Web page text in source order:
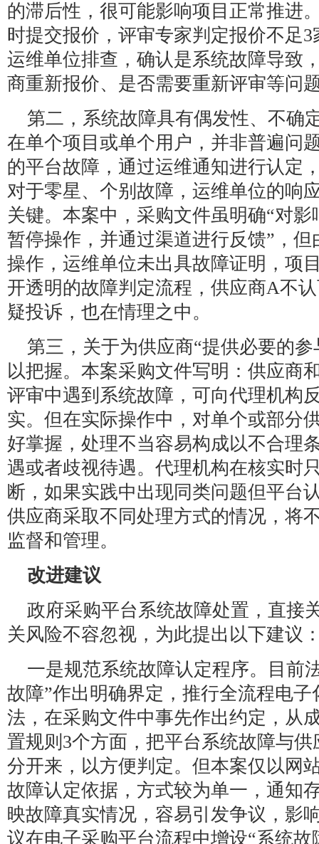
的滞后性，很可能影响项目正常推进
时提交报价，评审专家判定报价不足
运维单位排查，确认是系统故障导致
商重新报价、是否需要重新评审等问
第二，系统故障具有偶发性、不确
在单个项目或单个用户，并非普遍问
的平台故障，通过运维通知进行认定
对于零星、个别故障，运维单位的响
关键。本案中，采购文件虽明确“对
暂停操作，并通过渠道进行反馈”，
操作，运维单位未出具故障证明，项
开透明的故障判定流程，供应商A不
疑投诉，也在情理之中。
第三，关于为供应商“提供必要的
以把握。本案采购文件写明：供应商
评审中遇到系统故障，可向代理机构
实。但在实际操作中，对单个或部分
好掌握，处理不当容易构成以不合理
遇或者歧视待遇。代理机构在核实时
断，如果实践中出现同类问题但平台
供应商采取不同处理方式的情况，将
监督和管理。
改进建议
政府采购平台系统故障处置，直接
关风险不容忽视，为此提出以下建议
一是规范系统故障认定程序。目前
故障”作出明确界定，推行全流程电
法，在采购文件中事先作出约定，从
置规则3个方面，把平台系统故障与
分开来，以方便判定。但本案仅以网
故障认定依据，方式较为单一，通知
映故障真实情况，容易引发争议，影
议在电子采购平台流程中增设“系统